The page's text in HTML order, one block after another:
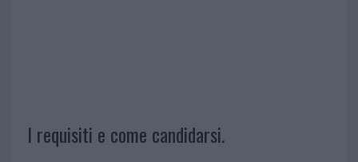
I requisiti e come candidarsi.